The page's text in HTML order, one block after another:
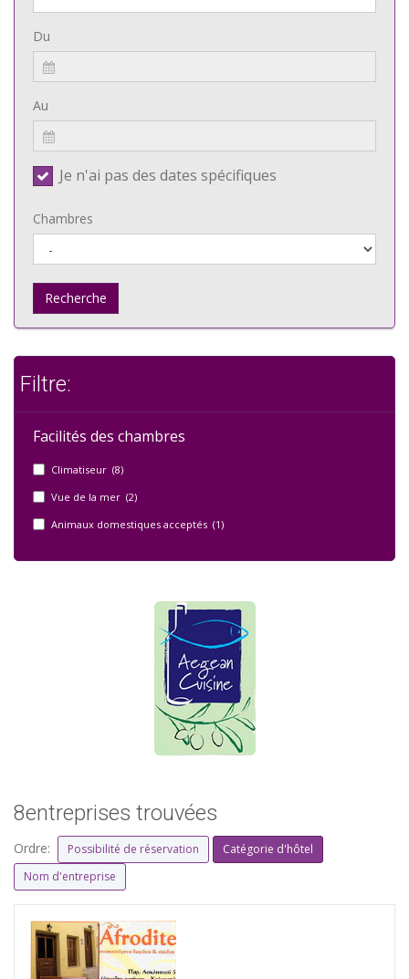
Du
Au
Je n'ai pas des dates spécifiques
Chambres
Recherche
Filtre:
Facilités des chambres
Climatiseur (8)
Vue de la mer (2)
Animaux domestiques acceptés (1)
8entreprises trouvées
Ordre: Possibilité de réservation
Catégorie d'hôtel
Nom d'entreprise